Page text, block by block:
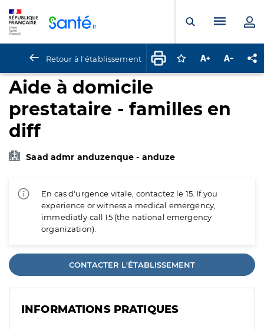
Ouvrir laMenu
Retour à l'établissement Connectez-vous
Augmenter la
Aide à domicile
prestataire - familles en
diff
Saad admr anduzenque - anduze
En cas d'urgence vitale, contactez le 15. If you
experience or witness a medical emergency,
immediatly call 15 (the national emergency
organization).
CONTACTER L'ÉTABLISSEMENT
INFORMATIONS PRATIQUES